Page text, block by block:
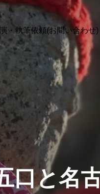
・執筆依頼(お問い合わせ)
口と名